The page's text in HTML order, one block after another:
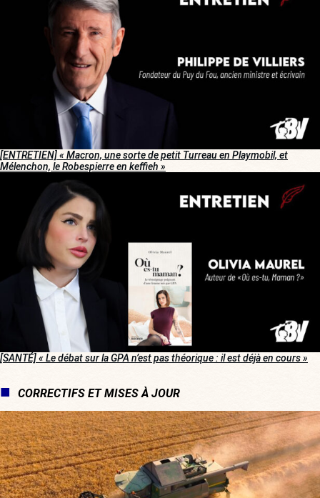
[ENTRETIEN]« Macron, une sorte de petit Turreau en Playmobil, et
Mélenchon, le Robespierre en keffieh »
[SANTÉ]« Le débat sur la GPA n’est pas théorique : il est déjà en cours »
CORRECTIFS ET MISES À JOUR